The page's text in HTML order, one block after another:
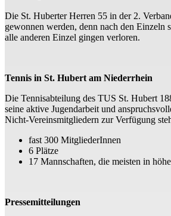
Die St. Huberter Herren 55 in der 2.
gewonnen werden, denn nach den
alle anderen Einzel gingen verloren.
Tennis in St. Hubert am Niederrhein
Die Tennisabteilung des TUS St. Hubert
seine aktive Jugendarbeit und
Nicht-Vereinsmitgliedern zur Verfügung
fast 300 MitgliederInnen
6 Plätze
17 Mannschaften, die meisten in
Pressemitteilungen